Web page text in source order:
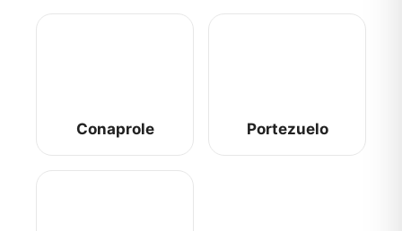
Conaprole Portezuelo